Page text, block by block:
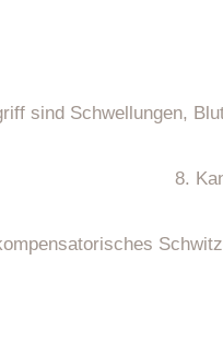
sind Schwellungen,
8.